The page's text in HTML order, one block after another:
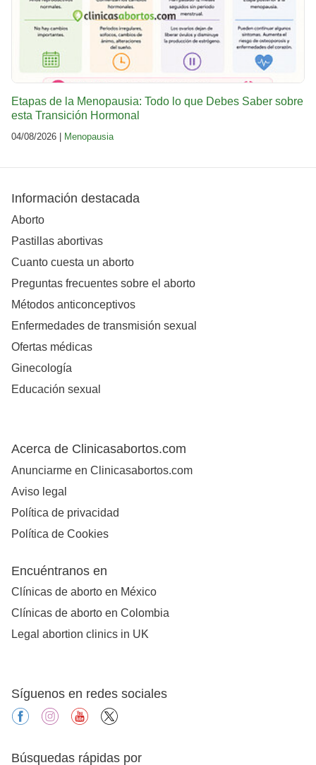
Etapas de la Menopausia: Todo lo que Debes Saber sobre
esta Transición Hormonal
04/08/2026 | Menopausia
Información destacada
Aborto
Pastillas abortivas
Cuanto cuesta un aborto
Preguntas frecuentes sobre el aborto
Métodos anticonceptivos
Enfermedades de transmisión sexual
Ofertas médicas
Ginecología
Educación sexual
Acerca de Clinicasabortos.com
Anunciarme en Clinicasabortos.com
Aviso legal
Política de privacidad
Política de Cookies
Encuéntranos en
Clínicas de aborto en México
Clínicas de aborto en Colombia
Legal abortion clinics in UK
Síguenos en redes sociales
facebookinstagramyoutube
Búsquedas rápidas por